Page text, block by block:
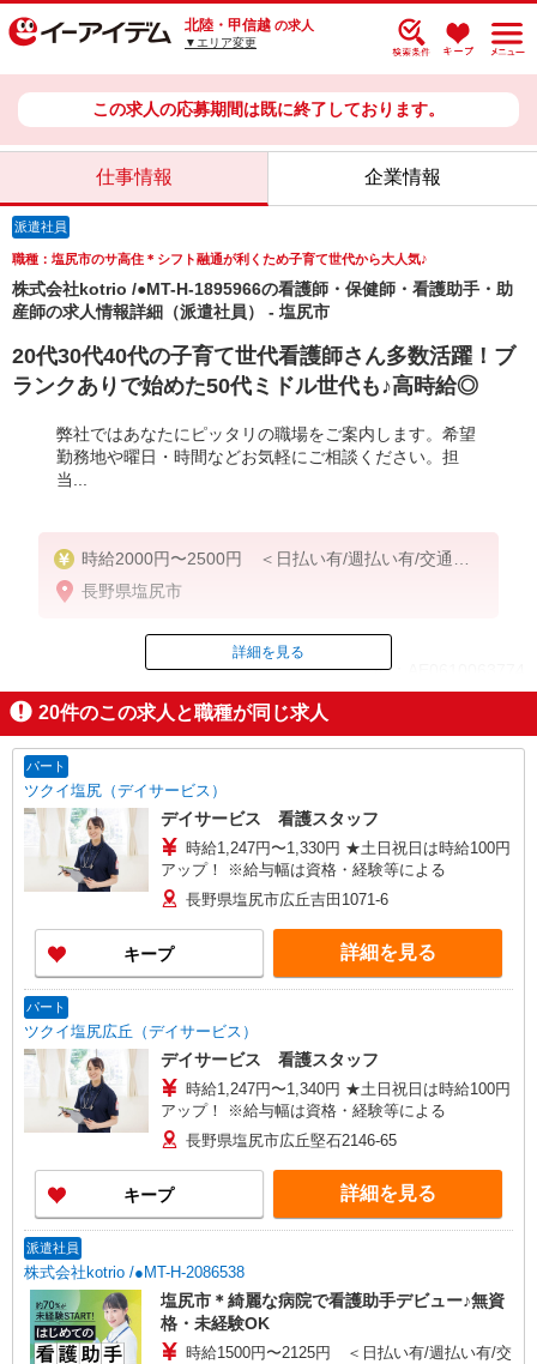
北陸・甲信越 の求人
▼エリア変更
この求人の応募期間は既に終了しております。
仕事情報 企業情報
派遣社員
職種：塩尻市のサ高住＊シフト融通が利くため子育て世代から大人気♪
株式会社kotrio /●MT-H-1895966の看護師・保健師・看護助手・助
産師の求人情報詳細（派遣社員） - 塩尻市
20代30代40代の子育て世代看護師さん多数活躍！ブ
ランクありで始めた50代ミドル世代も♪高時給◎
弊社ではあなたにピッタリの職場をご案内します。希望
勤務地や曜日・時間などお気軽にご相談ください。担
当...
時給2000円〜2500円 ＜日払い有/週払い有/交通費
全支給(ガソリン代含む)＞
長野県塩尻市
ID：AE0610063774
掲載期間終了
詳細を見る
20件のこの求人と職種が同じ求人
パート
ツクイ塩尻（デイサービス）
デイサービス 看護スタッフ
時給1,247円〜1,330円 ★土日祝日は時給100円
アップ！ ※給与幅は資格・経験等による
長野県塩尻市広丘吉田1071-6
キープ 詳細を見る
パート
ツクイ塩尻広丘（デイサービス）
デイサービス 看護スタッフ
時給1,247円〜1,340円 ★土日祝日は時給100円
アップ！ ※給与幅は資格・経験等による
長野県塩尻市広丘堅石2146-65
キープ 詳細を見る
派遣社員
株式会社kotrio /●MT-H-2086538
塩尻市＊綺麗な病院で看護助手デビュー♪無資
格・未経験OK
時給1500円〜2125円 ＜日払い有/週払い有/交